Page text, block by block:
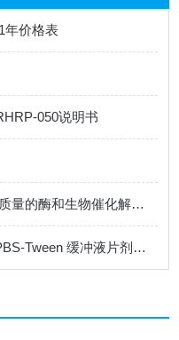
年价格表
050说明书
Biocatalysts——致力于提供高质量的酶和生物催化解决方案
Medicago group 09-8902-100 PBS-Tween 缓冲液片剂说明书